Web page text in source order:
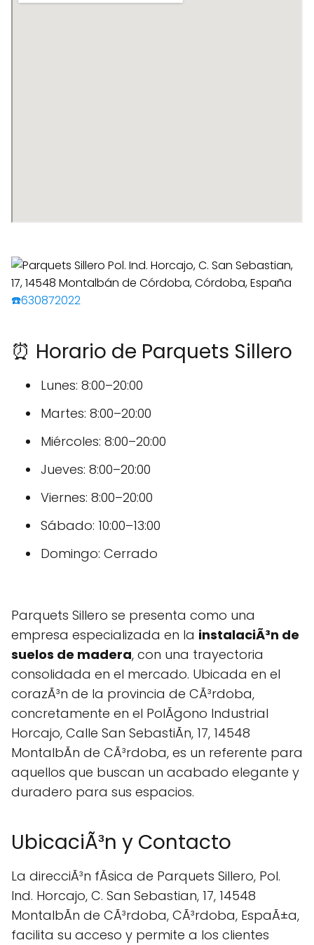
☎️630872022
⏰ Horario de Parquets Sillero
Lunes: 8:00–20:00
Martes: 8:00–20:00
Miércoles: 8:00–20:00
Jueves: 8:00–20:00
Viernes: 8:00–20:00
Sábado: 10:00–13:00
Domingo: Cerrado
Parquets Sillero se presenta como una
empresa especializada en la instalaciÃ³n de
suelos de madera, con una trayectoria
consolidada en el mercado. Ubicada en el
corazÃ³n de la provincia de CÃ³rdoba,
concretamente en el PolÃ­gono Industrial
Horcajo, Calle San SebastiÃn, 17, 14548
MontalbÃn de CÃ³rdoba, es un referente para
aquellos que buscan un acabado elegante y
duradero para sus espacios.
UbicaciÃ³n y Contacto
La direcciÃ³n fÃ­sica de Parquets Sillero, Pol.
Ind. Horcajo, C. San Sebastian, 17, 14548
MontalbÃn de CÃ³rdoba, CÃ³rdoba, EspaÃ±a,
facilita su acceso y permite a los clientes